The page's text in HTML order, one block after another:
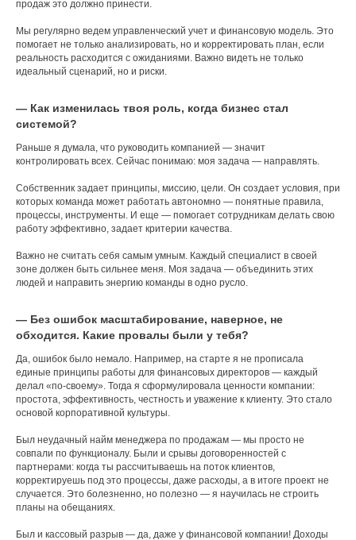
продаж это должно принести.
Мы регулярно ведем управленческий учет и финансовую модель. Это
помогает не только анализировать, но и корректировать план, если
реальность расходится с ожиданиями. Важно видеть не только
идеальный сценарий, но и риски.
— Как изменилась твоя роль, когда бизнес стал
системой?
Раньше я думала, что руководить компанией — значит
контролировать всех. Сейчас понимаю: моя задача — направлять.
Собственник задает принципы, миссию, цели. Он создает условия, при
которых команда может работать автономно — понятные правила,
процессы, инструменты. И еще — помогает сотрудникам делать свою
работу эффективно, задает критерии качества.
Важно не считать себя самым умным. Каждый специалист в своей
зоне должен быть сильнее меня. Моя задача — объединить этих
людей и направить энергию команды в одно русло.
— Без ошибок масштабирование, наверное, не
обходится. Какие провалы были у тебя?
Да, ошибок было немало. Например, на старте я не прописала
единые принципы работы для финансовых директоров — каждый
делал «по-своему». Тогда я сформулировала ценности компании:
простота, эффективность, честность и уважение к клиенту. Это стало
основой корпоративной культуры.
Был неудачный найм менеджера по продажам — мы просто не
совпали по функционалу. Были и срывы договоренностей с
партнерами: когда ты рассчитываешь на поток клиентов,
корректируешь под это процессы, даже расходы, а в итоге проект не
случается. Это болезненно, но полезно — я научилась не строить
планы на обещаниях.
Был и кассовый разрыв — да, даже у финансовой компании! Доходы